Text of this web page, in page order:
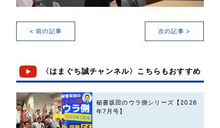
< 前の記事 次の記事 >
〈はまぐち誠チャンネル〉こちらもおすすめ
秘書坂田のウラ側シリーズ【2026
年7月号】